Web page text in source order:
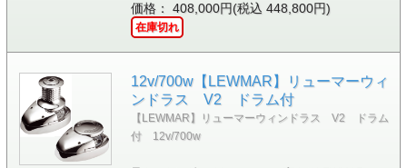
価格： 408,000円(税込 448,800円)
在庫切れ
12v/700w【LEWMAR】リューマーウィ
ンドラス V2 ドラム付
【LEWMAR】リューマーウィンドラス V2 ドラム
付 12v/700w